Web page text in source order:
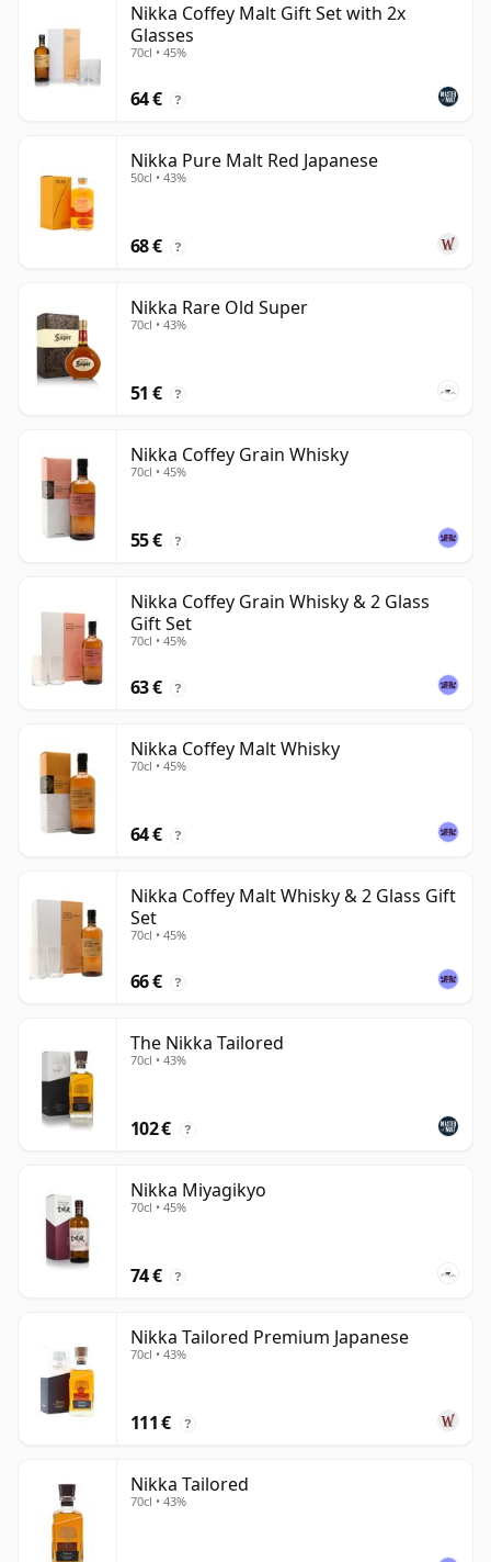
Nikka Coffey Malt Gift Set with 2x
Glasses
70cl • 45%
64 € ?
Nikka Pure Malt Red Japanese
50cl • 43%
68 € ?
Nikka Rare Old Super
70cl • 43%
51 € ?
Nikka Coffey Grain Whisky
70cl • 45%
55 € ?
Nikka Coffey Grain Whisky & 2 Glass
Gift Set
70cl • 45%
63 € ?
Nikka Coffey Malt Whisky
70cl • 45%
64 € ?
Nikka Coffey Malt Whisky & 2 Glass Gift
Set
70cl • 45%
66 € ?
The Nikka Tailored
70cl • 43%
102 € ?
Nikka Miyagikyo
70cl • 45%
74 € ?
Nikka Tailored Premium Japanese
70cl • 43%
111 € ?
Nikka Tailored
70cl • 43%